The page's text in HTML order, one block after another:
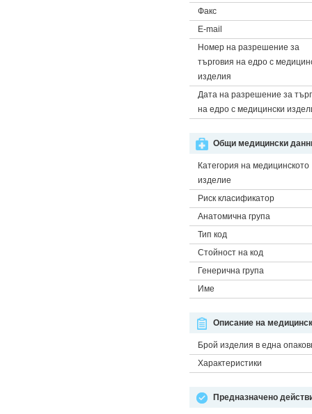
Факс
E-mail
Номер на разрешение за
търговия на едро с
изделия
Дата на разрешение за
на едро с медицински
Общи медицински
Категория на медицинското
изделие
Риск класификатор
Анатомична група
Тип код
Стойност на код
Генерична група
Име
Описание на
Брой изделия в една
Характеристики
Предназначено